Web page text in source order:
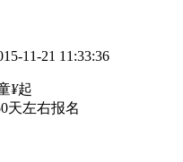
11-21 11:33:36
¥起
天左右报名